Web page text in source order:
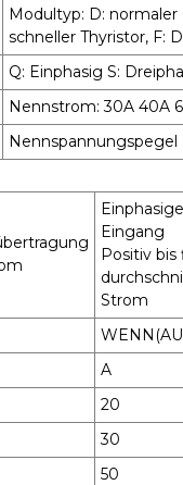
Modultyp: D: normaler
schneller Thyristor, F:
Q: Einphasig S:
Nennstrom: 30A 40A
Nennspannungspegel
Eingang
Positiv bis
Strom
A
20
30
50